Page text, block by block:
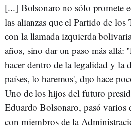
[...] Bolsonaro no sólo promete
las alianzas que el Partido de los
con la llamada izquierda
años, sino dar un paso más allá:
hacer dentro de la legalidad y la
países, lo haremos', dijo hace
Uno de los hijos del futuro
Eduardo Bolsonaro, pasó varios
con miembros de la